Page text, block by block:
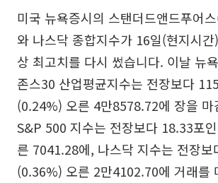
미국 뉴욕증시의 스탠더드앤드푸어
와 나스닥 종합지수가 16일(현지시
상 최고치를 다시 썼습니다. 이날 뉴
존스30 산업평균지수는 전장보다
(0.24%) 오른 4만8578.72에 장을 마
S&P 500 지수는 전장보다 18.33포
른 7041.28에, 나스닥 지수는 전장
(0.36%) 오른 2만4102.70에 거래를